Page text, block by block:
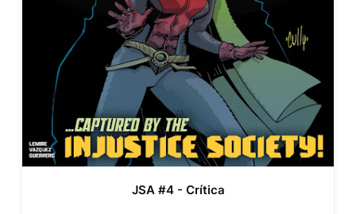
JSA #4 - Crítica